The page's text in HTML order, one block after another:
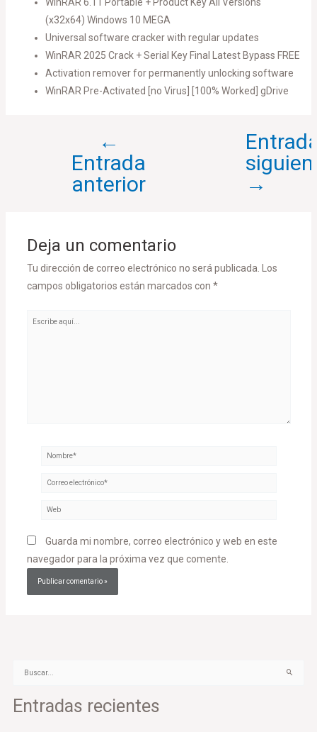
(x32x64) Windows 10 MEGA
Universal software cracker with regular updates
WinRAR 2025 Crack + Serial Key Final Latest Bypass FREE
Activation remover for permanently unlocking software
WinRAR Pre-Activated [no Virus] [100% Worked] gDrive
←
Entrada
anterior
→
Deja un comentario
Tu dirección de correo electrónico no será publicada.
Los
campos obligatorios están marcados con *
Escribe
Nombre*
Correo
Web
Guarda mi nombre, correo electrónico y web en este
navegador para la próxima vez que comente.
s
Entradas recientes